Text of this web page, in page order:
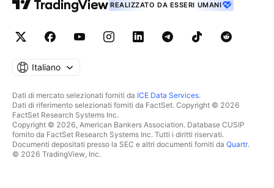
REALIZZATO DA ESSERI UMANI
Italiano
Dati di mercato selezionati forniti da ICE Data Services.
Dati di riferimento selezionati forniti da FactSet. Copyright © 2026
FactSet Research Systems Inc.
Copyright © 2026, American Bankers Association. Database CUSIP
fornito da FactSet Research Systems Inc. Tutti i diritti riservati.
Documenti depositati presso la SEC e altri documenti forniti da Quartr.
© 2026 TradingView, Inc.